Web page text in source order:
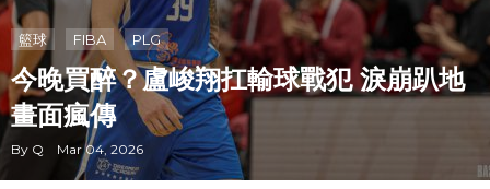
籃球 FIBA PLG
今晚買醉？盧峻翔扛輸球戰犯 淚崩趴地
畫面瘋傳
By Q Mar 04, 2026